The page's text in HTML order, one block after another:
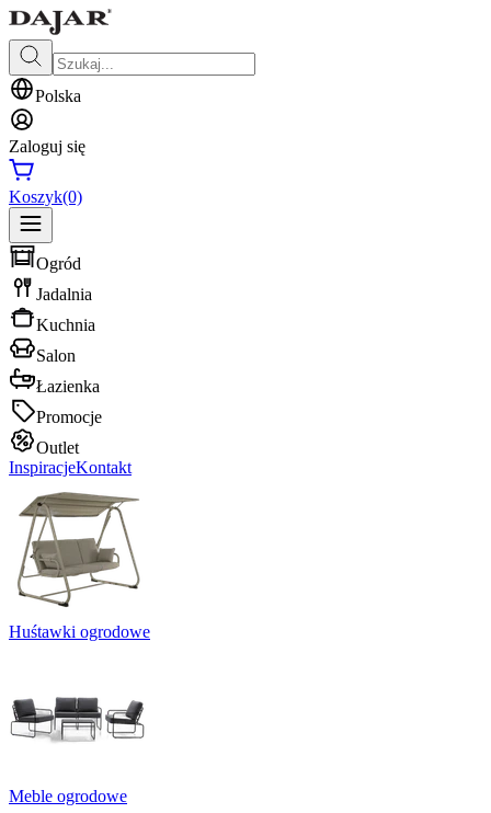
Polska
Zaloguj się
Koszyk(0)
Ogród
Jadalnia
Kuchnia
Salon
Łazienka
Promocje
Outlet
InspiracjeKontakt
Huśtawki ogrodowe
Meble ogrodowe